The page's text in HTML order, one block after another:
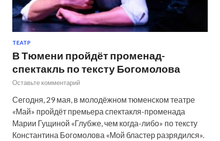
ТЕАТР
В Тюмени пройдёт променад-
спектакль по тексту Богомолова
Оставьте комментарий
Сегодня, 29 мая, в молодёжном тюменском театре
«Май» пройдёт премьера спектакля-променада
Марии Гущиной «Глубже, чем когда-либо» по тексту
Константина Богомолова «Мой бластер разрядился».